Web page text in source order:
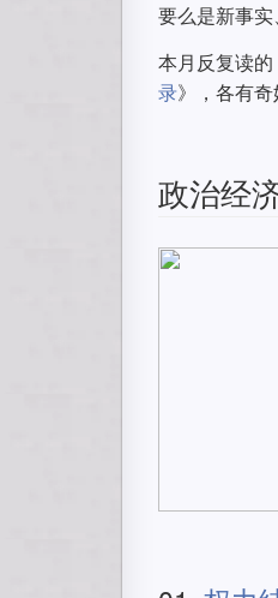
要么是新事实
本月反复读
录》，各有奇
政治经